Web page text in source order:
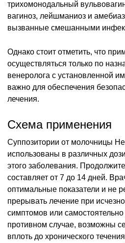
трихомонодальный
вагиноз, лейшманиоз и
вызванные смешанными
Однако стоит отметить, что
осуществляться только по
венеролога с установленной
важно для обеспечения
лечения.
Схема применения
Суппозитории от молочницы
использованы в различных
этого заболевания.
составляет от 7 до 14 дней.
оптимальные показатели и не
прерывать лечение при
симптомов или самостоятельно
противном случае, возможны
вплоть до хронического